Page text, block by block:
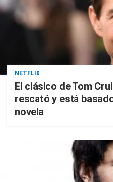
NETFLIX
El clásico de Tom
rescató y está
novela